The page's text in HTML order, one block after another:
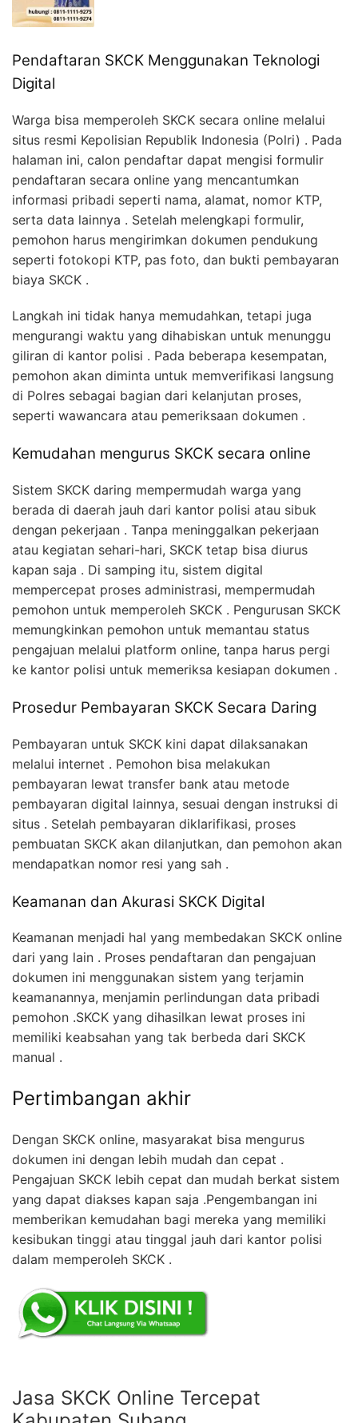
Pendaftaran SKCK Menggunakan Teknologi
Digital
Warga bisa memperoleh SKCK secara online melalui
situs resmi Kepolisian Republik Indonesia (Polri) . Pada
halaman ini, calon pendaftar dapat mengisi formulir
pendaftaran secara online yang mencantumkan
informasi pribadi seperti nama, alamat, nomor KTP,
serta data lainnya . Setelah melengkapi formulir,
pemohon harus mengirimkan dokumen pendukung
seperti fotokopi KTP, pas foto, dan bukti pembayaran
biaya SKCK .
Langkah ini tidak hanya memudahkan, tetapi juga
mengurangi waktu yang dihabiskan untuk menunggu
giliran di kantor polisi . Pada beberapa kesempatan,
pemohon akan diminta untuk memverifikasi langsung
di Polres sebagai bagian dari kelanjutan proses,
seperti wawancara atau pemeriksaan dokumen .
Kemudahan mengurus SKCK secara online
Sistem SKCK daring mempermudah warga yang
berada di daerah jauh dari kantor polisi atau sibuk
dengan pekerjaan . Tanpa meninggalkan pekerjaan
atau kegiatan sehari-hari, SKCK tetap bisa diurus
kapan saja . Di samping itu, sistem digital
mempercepat proses administrasi, mempermudah
pemohon untuk memperoleh SKCK . Pengurusan SKCK
memungkinkan pemohon untuk memantau status
pengajuan melalui platform online, tanpa harus pergi
ke kantor polisi untuk memeriksa kesiapan dokumen .
Prosedur Pembayaran SKCK Secara Daring
Pembayaran untuk SKCK kini dapat dilaksanakan
melalui internet . Pemohon bisa melakukan
pembayaran lewat transfer bank atau metode
pembayaran digital lainnya, sesuai dengan instruksi di
situs . Setelah pembayaran diklarifikasi, proses
pembuatan SKCK akan dilanjutkan, dan pemohon akan
mendapatkan nomor resi yang sah .
Keamanan dan Akurasi SKCK Digital
Keamanan menjadi hal yang membedakan SKCK online
dari yang lain . Proses pendaftaran dan pengajuan
dokumen ini menggunakan sistem yang terjamin
keamanannya, menjamin perlindungan data pribadi
pemohon .SKCK yang dihasilkan lewat proses ini
memiliki keabsahan yang tak berbeda dari SKCK
manual .
Pertimbangan akhir
Dengan SKCK online, masyarakat bisa mengurus
dokumen ini dengan lebih mudah dan cepat .
Pengajuan SKCK lebih cepat dan mudah berkat sistem
yang dapat diakses kapan saja .Pengembangan ini
memberikan kemudahan bagi mereka yang memiliki
kesibukan tinggi atau tinggal jauh dari kantor polisi
dalam memperoleh SKCK .
Jasa SKCK Online Tercepat